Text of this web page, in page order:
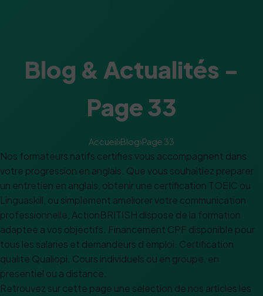
Blog & Actualités -
Page 33
Accueil›Blog›Page 33
Nos formateurs natifs certifies vous accompagnent dans
votre progression en anglais. Que vous souhaitiez preparer
un entretien en anglais, obtenir une certification TOEIC ou
Linguaskill, ou simplement ameliorer votre communication
professionnelle, ActionBRITISH dispose de la formation
adaptee a vos objectifs. Financement CPF disponible pour
tous les salaries et demandeurs d emploi. Certification
qualite Qualiopi. Cours individuels ou en groupe, en
presentiel ou a distance.
Retrouvez sur cette page une selection de nos articles les